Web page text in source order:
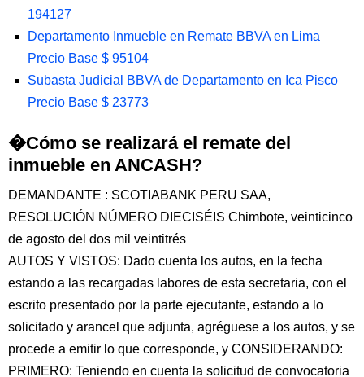
194127
Departamento Inmueble en Remate BBVA en Lima
Precio Base $ 95104
Subasta Judicial BBVA de Departamento en Ica Pisco
Precio Base $ 23773
�Cómo se realizará el remate del
inmueble en ANCASH?
DEMANDANTE : SCOTIABANK PERU SAA,
RESOLUCIÓN NÚMERO DIECISÉIS Chimbote, veinticinco
de agosto del dos mil veintitrés
AUTOS Y VISTOS: Dado cuenta los autos, en la fecha
estando a las recargadas labores de esta secretaria, con el
escrito presentado por la parte ejecutante, estando a lo
solicitado y arancel que adjunta, agréguese a los autos, y se
procede a emitir lo que corresponde, y CONSIDERANDO:
PRIMERO: Teniendo en cuenta la solicitud de convocatoria